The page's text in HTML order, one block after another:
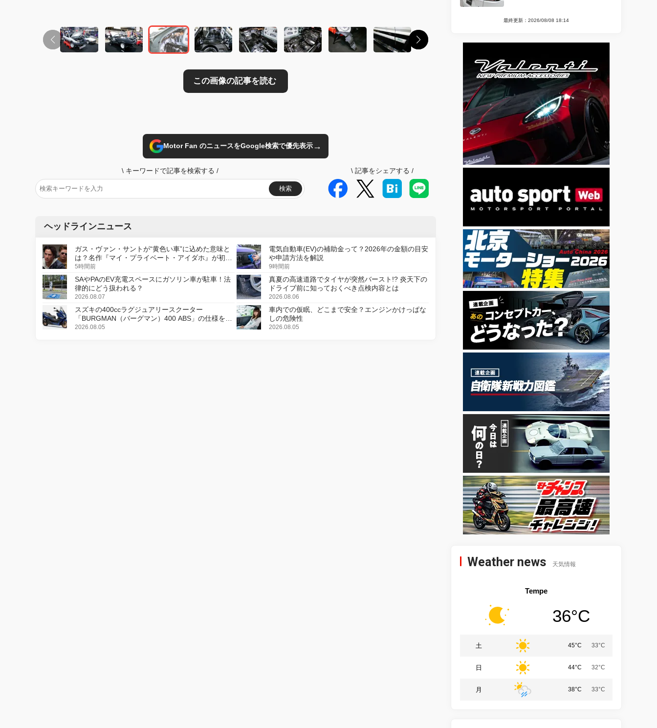
Motor Fan のニュースをGoogle検索で優先表示→
\ キーワードで記事を検索する /
検索
\ 記事をシェアする /
ヘッドラインニュース
ガス・ヴァン・サントが“黄色い車”に込めた意味と
は？名作『マイ・プライベート・アイダホ』が初の
デジタルリマスター版で復活
5時間前
電気自動車(EV)の補助金って？2026年の金額の目安
や申請方法を解説
9時間前
SAやPAのEV充電スペースにガソリン車が駐車！法
律的にどう扱われる？
2026.08.07
真夏の高速道路でタイヤが突然バースト!? 炎天下の
ドライブ前に知っておくべき点検内容とは
2026.08.06
スズキの400ccラグジュアリースクーター
「BURGMAN（バーグマン）400 ABS」の仕様を変
更し、8月18日に発売
2026.08.05
車内での仮眠、どこまで安全？エンジンかけっぱな
しの危険性
2026.08.05
最終更新：2026/08/08 18:14
Weather news 天気情報
Tempe
36°C
土 45°C 33°C
日 44°C 32°C
月 38°C 33°C